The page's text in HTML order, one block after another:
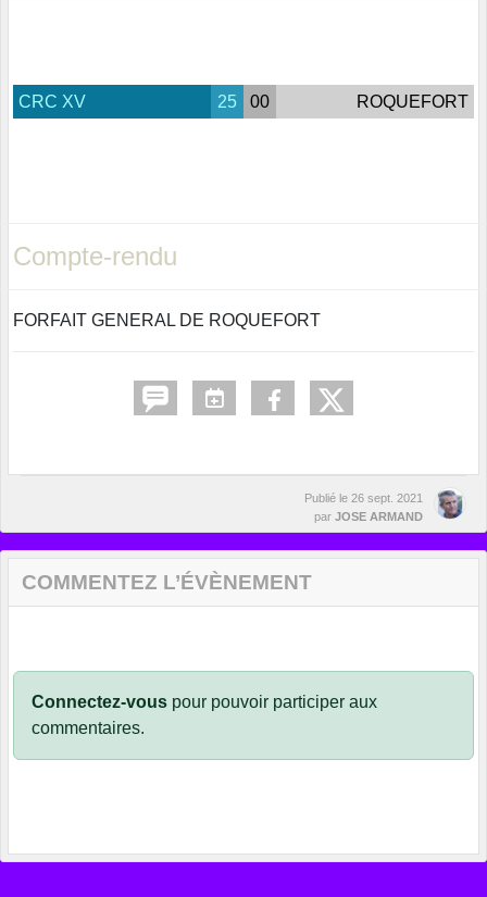
CRC XV 25 00 ROQUEFORT
Compte-rendu
FORFAIT GENERAL DE ROQUEFORT
Publié le 26 sept. 2021
par JOSE ARMAND
COMMENTEZ L’ÉVÈNEMENT
Connectez-vous pour pouvoir participer aux
commentaires.